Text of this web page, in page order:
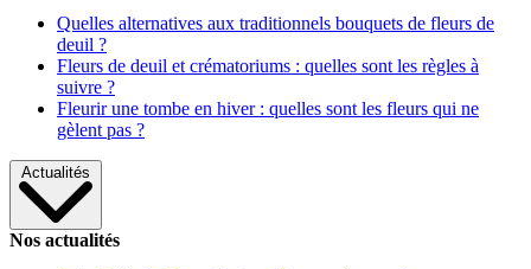
Quelles alternatives aux traditionnels bouquets de fleurs de
deuil ?
Fleurs de deuil et crématoriums : quelles sont les règles à
suivre ?
Fleurir une tombe en hiver : quelles sont les fleurs qui ne
gèlent pas ?
Actualités
Nos actualités